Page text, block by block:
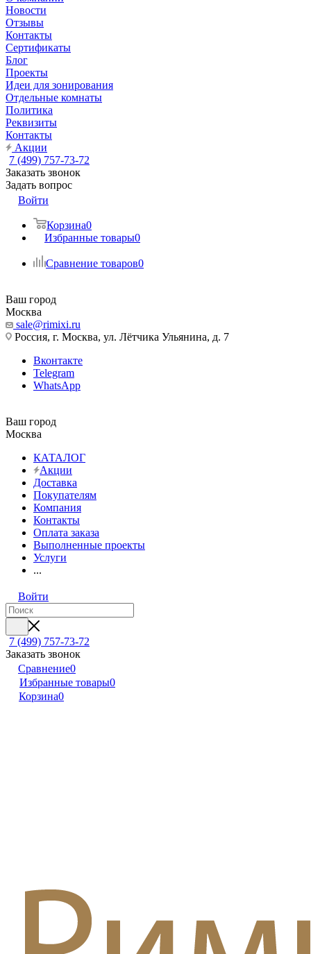
Новости
Отзывы
Контакты
Сертификаты
Блог
Проекты
Идеи для зонирования
Отдельные комнаты
Политика
Реквизиты
Контакты
Акции
7 (499) 757-73-72
Заказать звонок
Задать вопрос
Войти
Корзина0
Избранные товары0
Сравнение товаров0
Ваш город
Москва
sale@rimixi.ru
Россия, г. Москва, ул. Лётчика Ульянина, д. 7
Вконтакте
Telegram
WhatsApp
Ваш город
Москва
КАТАЛОГ
Акции
Доставка
Покупателям
Компания
Контакты
Оплата заказа
Выполненные проекты
Услуги
...
Войти
7 (499) 757-73-72
Заказать звонок
Сравнение0
Избранные товары0
Корзина0